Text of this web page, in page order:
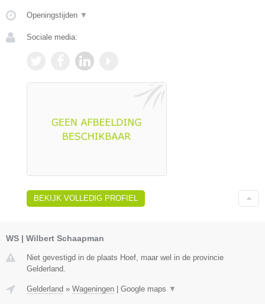
Openingstijden ▼
Sociale media:
BEKIJK VOLLEDIG PROFIEL
WS | Wilbert Schaapman
Niet gevestigd in de plaats Hoef, maar wel in de provincie
Gelderland.
Gelderland » Wageningen Google maps ▼